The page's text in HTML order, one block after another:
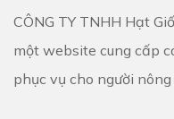
CÔNG TY TNHH Hạt
một website cung cấp
phục vụ cho người nông